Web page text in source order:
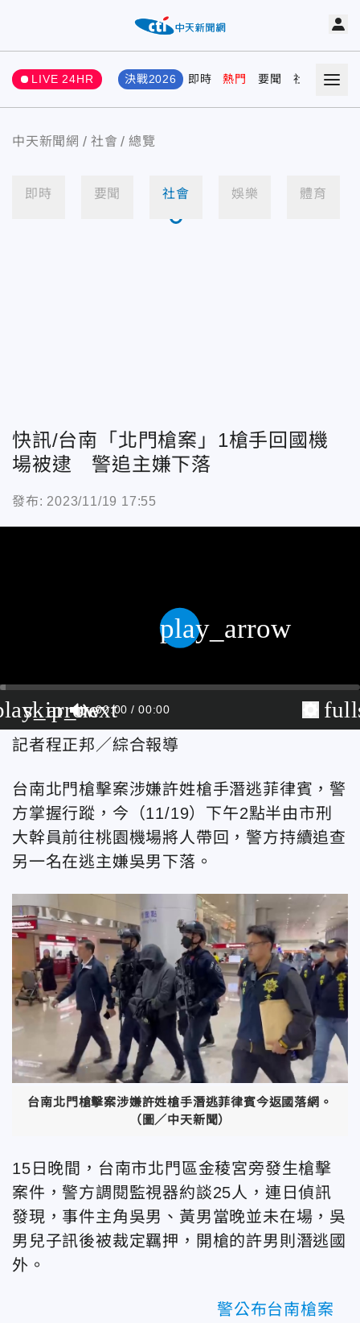
LIVE 24HR 決戰2026 即時 熱門 要聞 社會 娛樂
中天新聞網 社會 總覽
即時 要聞 社會 娛樂 體育
快訊/台南「北門槍案」1槍手回國機
場被逮 警追主嫌下落
發布: 2023/11/19 17:55
skip_next
00:00 00:00
play_arrow
記者程正邦／綜合報導
台南北門槍擊案涉嫌許姓槍手潛逃菲律賓，警
方掌握行蹤，今（11/19）下午2點半由市刑
大幹員前往桃園機場將人帶回，警方持續追查
另一名在逃主嫌吳男下落。
台南北門槍擊案涉嫌許姓槍手潛逃菲律賓今返國落網。
（圖／中天新聞）
15日晚間，台南市北門區金稜宮旁發生槍擊
案件，警方調閱監視器約談25人，連日偵訊
發現，事件主角吳男、黃男當晚並未在場，吳
男兒子訊後被裁定羈押，開槍的許男則潛逃國
外。
警公布台南槍案